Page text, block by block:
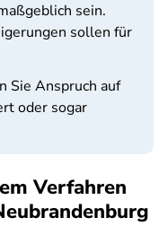
sein.
sollen für
Sie Anspruch auf
oder sogar
Verfahren